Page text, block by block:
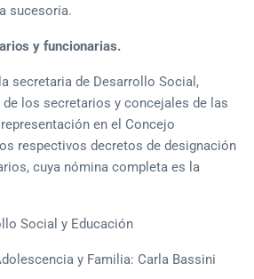
sucesoria.
y funcionarias.
secretaria de Desarrollo Social,
los secretarios y concejales de las
en el Concejo
respectivos decretos de designación
cuya nómina completa es la
Social y Educación
y Familia: Carla Bassini